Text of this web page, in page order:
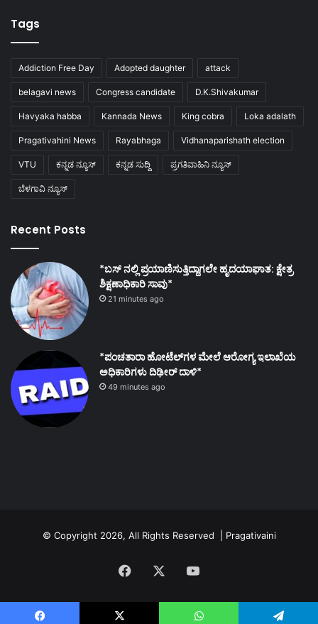
Tags
Addiction Free Day Adopted daughter attack
belagavi news Congress candidate D.K.Shivakumar
Havyaka habba Kannada News King cobra Loka adalath
Pragativahini News Rayabhaga Vidhanaparishath election
VTU ಕನ್ನಡ ನ್ಯೂಸ್ ಕನ್ನಡ ಸುದ್ದಿ ಪ್ರಗತಿವಾಹಿನಿ ನ್ಯೂಸ್
ಬೆಳಗಾವಿ ನ್ಯೂಸ್
Recent Posts
*ಬಸ್ ನಲ್ಲಿ ಪ್ರಯಾಣಿಸುತ್ತಿದ್ದಾಗಲೇ ಹೃದಯಾಘಾತ: ಕ್ಷೇತ್ರ
ಶಿಕ್ಷಣಾಧಿಕಾರಿ ಸಾವು*
21 minutes ago
*ಪಂಚತಾರಾ ಹೋಟೆಲ್‌ಗಳ ಮೇಲೆ ಆರೋಗ್ಯ ಇಲಾಖೆಯ
ಅಧಿಕಾರಿಗಳು ದಿಢೀರ್ ದಾಳಿ*
49 minutes ago
© Copyright 2026, All Rights Reserved | Pragativaini
Facebook YouTube